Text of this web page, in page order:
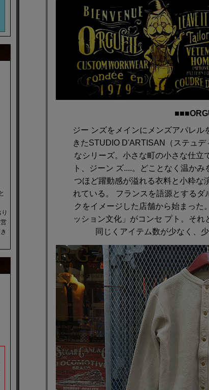
ジー ンズをメインにメンズアパレ
きたSTUDIO D'ARTISAN（ステュ
なシリーズ。小さな町の小さな仕立
ト、ジーン ズ....。どことなく温か
つほど躍動感が溢れる衣料と小粋な
れている。 フランスを語源とする
クをイメージした店舗から始まった
ッション文化」がコンセ プト。それ
同じくアイテム数が少なく、